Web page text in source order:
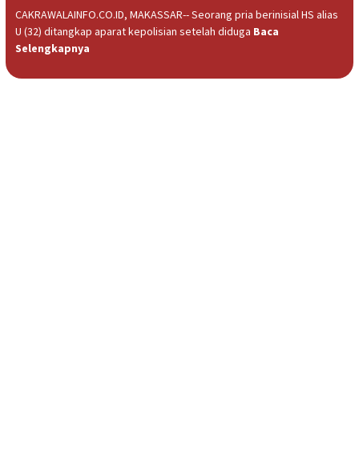
CAKRAWALAINFO.CO.ID, MAKASSAR-- Seorang pria berinisial HS alias
U (32) ditangkap aparat kepolisian setelah diduga Baca
Selengkapnya